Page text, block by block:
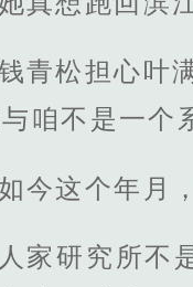
青松担心叶
咱不是一个
今这个年月
人家研究所不